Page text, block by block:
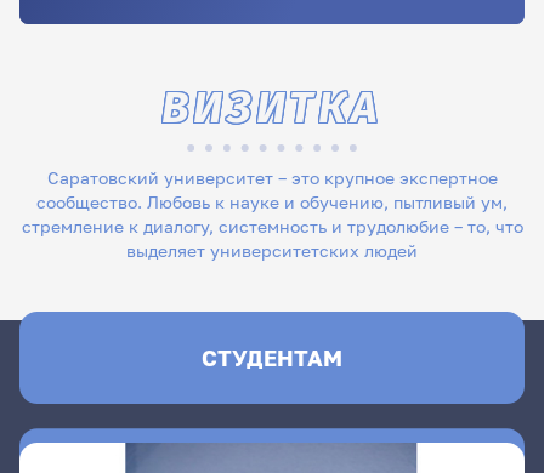
Саратовский университет – это крупное экспертное
сообщество. Любовь к науке и обучению, пытливый ум,
стремление к диалогу, системность и трудолюбие – то, что
выделяет университетских людей
ВИЗИТКА
СТУДЕНТАМ